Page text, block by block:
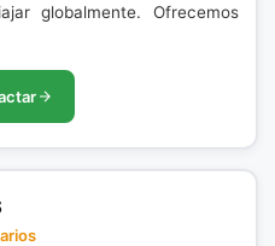
globalmente. Ofrecemos